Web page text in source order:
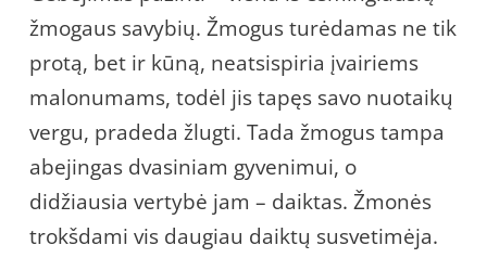
žmogaus savybių. Žmogus turėdamas ne tik
protą, bet ir kūną, neatsispiria įvairiems
malonumams, todėl jis tapęs savo nuotaikų
vergu, pradeda žlugti. Tada žmogus tampa
abejingas dvasiniam gyvenimui, o
didžiausia vertybė jam – daiktas. Žmonės
trokšdami vis daugiau daiktų susvetimėja.